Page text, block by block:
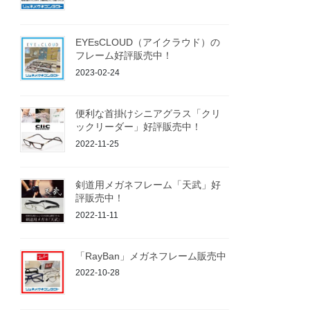
EYEsCLOUD（アイクラウド）の
フレーム好評販売中！
2023-02-24
便利な首掛けシニアグラス「クリ
ックリーダー」好評販売中！
2022-11-25
剣道用メガネフレーム「天武」好
評販売中！
2022-11-11
「RayBan」メガネフレーム販売中
2022-10-28